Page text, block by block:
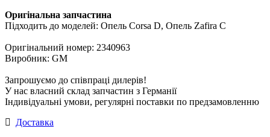
Оригінальна запчастина
Підходить до моделей: Опель Corsa D, Опель Zafira C
Оригінальний номер: 2340963
Виробник: GM
Запрошуємо до співпраці дилерів!
У нас власний склад запчастин з Германії
Індивідуальні умови, регулярні поставки по предзамовленню
Доставка